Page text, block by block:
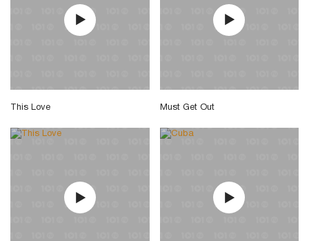
This Love Must Get Out